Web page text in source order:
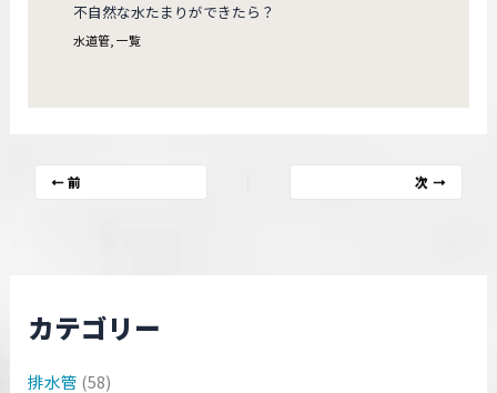
不自然な水たまりができたら？
水道管 ,一覧
前 次
カテゴリー
排水管 (58)